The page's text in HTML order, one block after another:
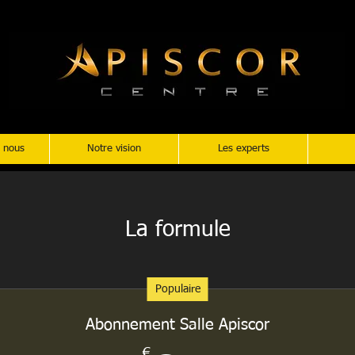
nous Notre vision Les experts
La formule
Populaire
Abonnement Salle Apiscor